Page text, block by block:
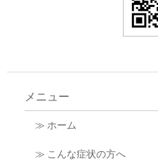
メニュー
≫ ホーム
≫ こんな症状の方へ